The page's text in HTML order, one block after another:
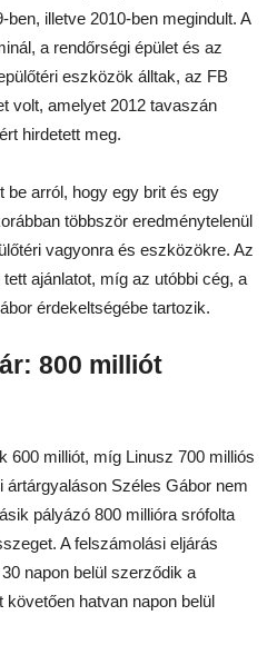
illetve 2010-ben megindult. A
a rendőrségi épület és az
eszközök álltak, az FB
volt, amelyet 2012 tavaszán
hirdetett meg.
be arról, hogy egy brit és egy
többször eredménytelenül
vagyonra és eszközökre. Az
ajánlatot, míg az utóbbi cég, a
érdekeltségébe tartozik.
800 milliót
600 milliót, míg Linusz 700 milliós
ártárgyaláson Széles Gábor nem
pályázó 800 millióra srófolta
A felszámolási eljárás
napon belül szerződik a
hatvan napon belül